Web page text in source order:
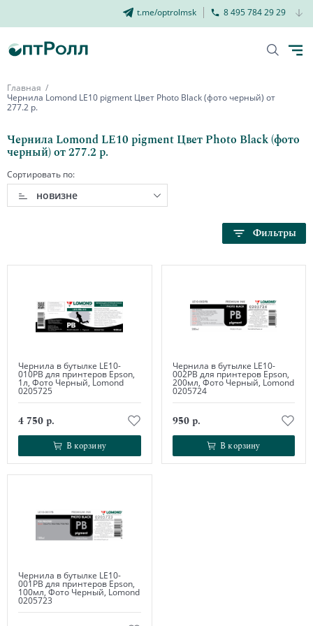
t.me/optrolmsk 8 495 784 29 29
Главная
Чернила Lomond LE10 pigment Цвет Photo Black (фото черный) от
277.2 р.
Чернила Lomond LE10 pigment Цвет Photo Black (фото
черный) от 277.2 р.
Сортировать по:
новизне
Фильтры
Чернила в бутылке LE10-
010PB для принтеров Epson,
1л, Фото Черный, Lomond
0205725
4 750 р.
В корзину
В корзину
Чернила в бутылке LE10-
002PB для принтеров Epson,
200мл, Фото Черный, Lomond
0205724
950 р.
В корзину
В корзину
Чернила в бутылке LE10-
001PB для принтеров Epson,
100мл, Фото Черный, Lomond
0205723